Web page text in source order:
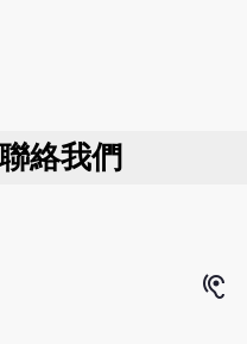
聯絡我們
hearing